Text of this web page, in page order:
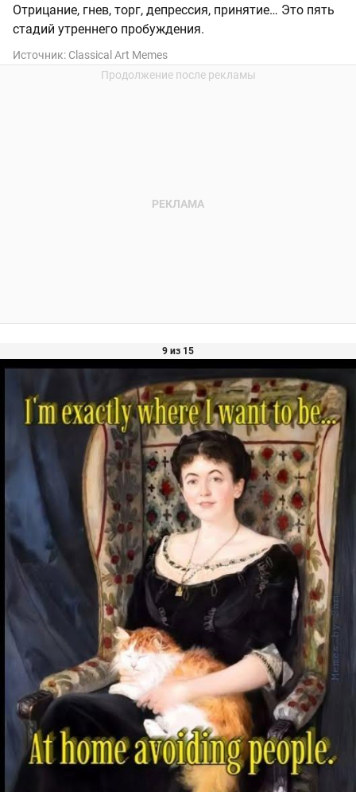
Отрицание, гнев, торг, депрессия, принятие… Это пять
стадий утреннего пробуждения.
Источник: Classical Art Memes
9 из 15